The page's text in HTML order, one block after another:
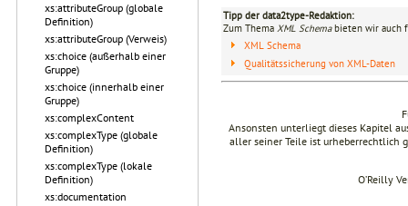
xs:attributeGroup (globale
Definition)
xs:attributeGroup (Verweis)
xs:choice (außerhalb einer
Gruppe)
xs:choice (innerhalb einer
Gruppe)
xs:complexContent
xs:complexType (globale
Definition)
xs:complexType (lokale
Definition)
xs:documentation
Tipp der data2type-Redaktion:
Zum Thema XML Schemabieten wir auch
XML Schema
Qualitätssicherung von XML-Daten
Ansonsten unterliegt dieses Kapitel
aller seiner Teile ist urheberrechtlich
O’Reilly